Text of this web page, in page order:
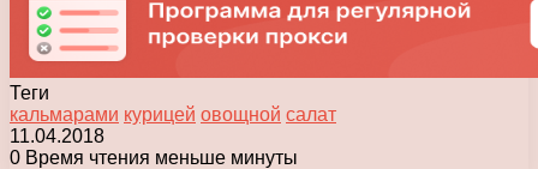
Теги
кальмарами курицей овощной салат
11.04.2018
0 Время чтения меньше минуты